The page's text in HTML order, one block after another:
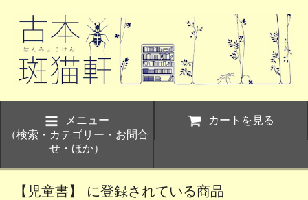
メニュー
（検索・カテゴリー・お問合
せ・ほか）
カートを見る
【児童書】 に登録されている商品